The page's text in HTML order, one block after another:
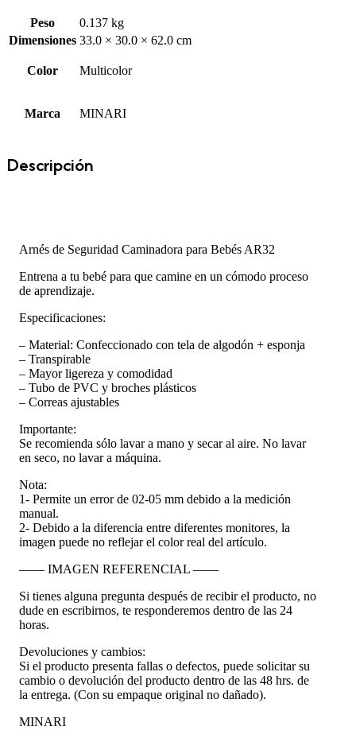
Peso
0.137 kg
Dimensiones 33.0 × 30.0 × 62.0 cm
Color Multicolor
Marca MINARI
Descripción
Arnés de Seguridad Caminadora para Bebés AR32
Entrena a tu bebé para que camine en un cómodo proceso
de aprendizaje.
Especificaciones:
– Material: Confeccionado con tela de algodón + esponja
– Transpirable
– Mayor ligereza y comodidad
– Tubo de PVC y broches plásticos
– Correas ajustables
Importante:
Se recomienda sólo lavar a mano y secar al aire. No lavar
en seco, no lavar a máquina.
Nota:
1- Permite un error de 02-05 mm debido a la medición
manual.
2- Debido a la diferencia entre diferentes monitores, la
imagen puede no reflejar el color real del artículo.
—— IMAGEN REFERENCIAL ——
Si tienes alguna pregunta después de recibir el producto, no
dude en escribirnos, te responderemos dentro de las 24
horas.
Devoluciones y cambios:
Si el producto presenta fallas o defectos, puede solicitar su
cambio o devolución del producto dentro de las 48 hrs. de
la entrega. (Con su empaque original no dañado).
MINARI